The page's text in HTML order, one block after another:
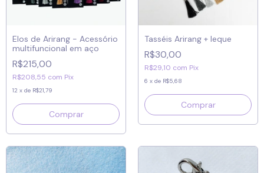
Elos de Arirang - Acessório
multifuncional em aço
R$215,00
R$208,55 com Pix
12 x de R$21,79
Comprar
Tasséis Arirang + leque
R$30,00
R$29,10 com Pix
6 x de R$5,68
Comprar